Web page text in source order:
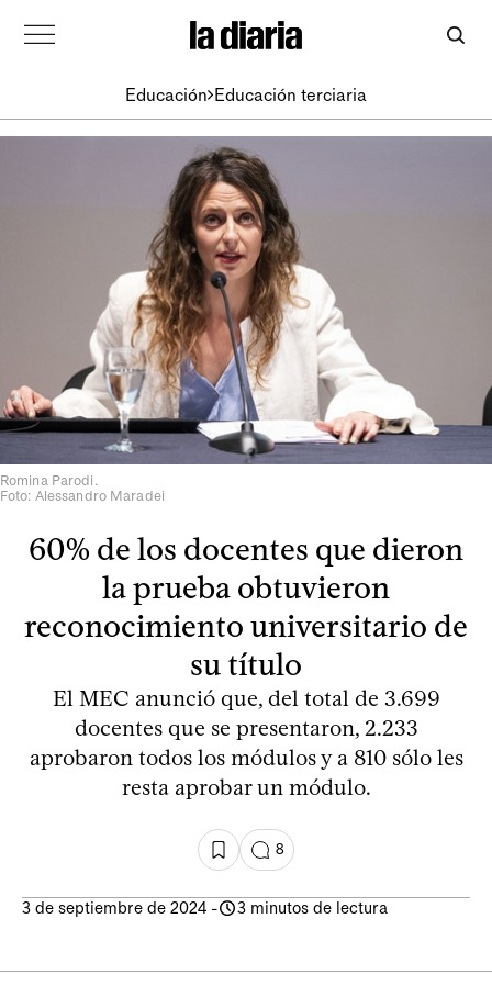
Educación Educación terciaria
Romina Parodi.
Foto: Alessandro Maradei
60% de los docentes que dieron
la prueba obtuvieron
reconocimiento universitario de
su título
El MEC anunció que, del total de 3.699
docentes que se presentaron, 2.233
aprobaron todos los módulos y a 810 sólo les
resta aprobar un módulo.
8
3 de septiembre de 2024 - 3 minutos de lectura